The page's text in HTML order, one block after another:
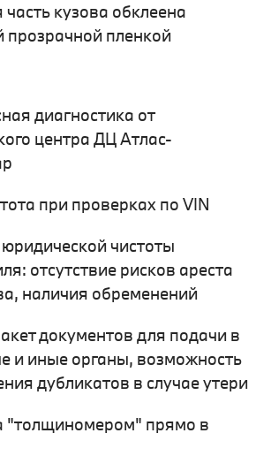
кузова обклеена
прозрачной пленкой
диагностика от
центра ДЦ Атлас-
при проверках по VIN
чистоты
отсутствие рисков ареста
наличия обременений
документов для подачи в
и иные органы, возможность
дубликатов в случае утери
"толщиномером" прямо в